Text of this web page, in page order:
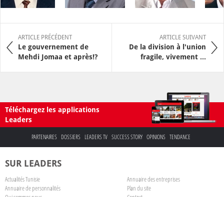
ARTICLE PRÉCÉDENT
Le gouvernement de
Mehdi Jomaa et après!?
ARTICLE SUIVANT
De la division à l'union
fragile, vivement ...
Téléchargez les applications
Leaders
PARTENAIRES DOSSIERS LEADERS TV SUCCESS STORY OPINIONS TENDANCE
SUR LEADERS
Actualités Tunisie
Annuaire des entreprises
Annuaire de personnalités
Plan du site